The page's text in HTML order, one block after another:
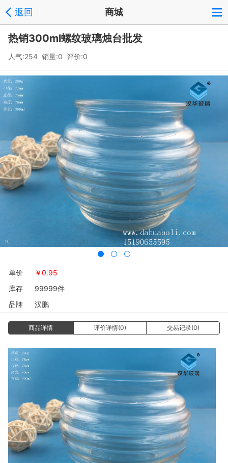
返回 商城
热销300ml螺纹玻璃烛台批发
人气:254 销量:0 评价:0
单价 ￥0.95
库存
99999件
品牌
汉鹏
商品详情 评价详情(0) 交易记录(0)